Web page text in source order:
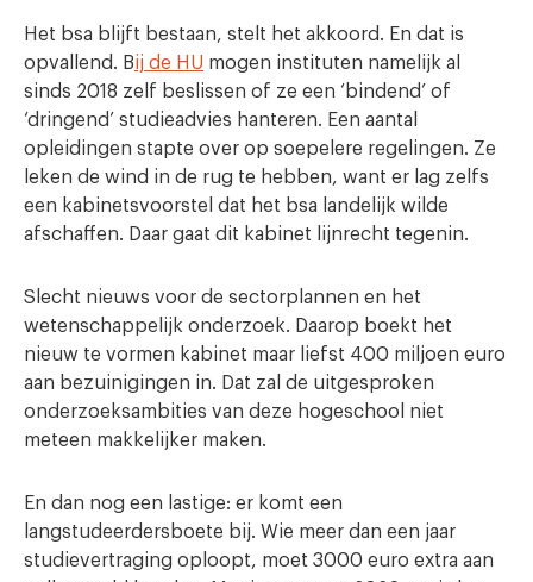
Het bsa blijft bestaan, stelt het akkoord. En dat is
opvallend. Bij de HU mogen instituten namelijk al
sinds 2018 zelf beslissen of ze een ‘bindend’ of
‘dringend’ studieadvies hanteren. Een aantal
opleidingen stapte over op soepelere regelingen. Ze
leken de wind in de rug te hebben, want er lag zelfs
een kabinetsvoorstel dat het bsa landelijk wilde
afschaffen. Daar gaat dit kabinet lijnrecht tegenin.
Slecht nieuws voor de sectorplannen en het
wetenschappelijk onderzoek. Daarop boekt het
nieuw te vormen kabinet maar liefst 400 miljoen euro
aan bezuinigingen in. Dat zal de uitgesproken
onderzoeksambities van deze hogeschool niet
meteen makkelijker maken.
En dan nog een lastige: er komt een
langstudeerdersboete bij. Wie meer dan een jaar
studievertraging oploopt, moet 3000 euro extra aan